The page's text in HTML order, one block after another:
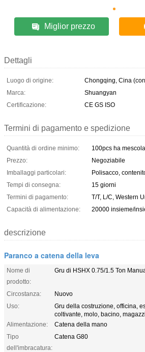
Miglior prezzo
Dettagli
Luogo di origine:
Chongqing, Cina
Marca:
Shuangyan
Certificazione:
CE GS ISO
Termini di pagamento e spedizione
Quantità di ordine minimo:
100pcs ha
Prezzo:
Negoziabile
Imballaggi particolari:
Polisacco,
Tempi di consegna:
15 giorni
Termini di pagamento:
T/T, L/C, Western
Capacità di alimentazione:
20000 insieme/
descrizione
Paranco a catena della leva
Nome di
prodotto:
Gru di HSHX 0.75/1.5 Ton
Circostanza:
Nuovo
Uso:
Gru della costruzione, officina,
coltivante, molo, bacino,
Alimentazione:
Catena della mano
Tipo
dell'imbracatura:
Catena G80